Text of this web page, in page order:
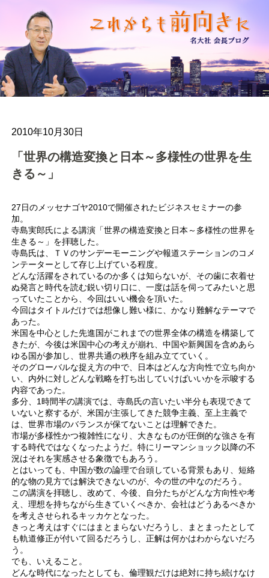
2010年10月30日
「世界の構造変換と日本～多様性の世界を生
きる～」
27日のメッセナゴヤ2010で開催されたビジネスセミナーの参
加。
寺島実郎氏による講演「世界の構造変換と日本～多様性の世界を
生きる～」を拝聴した。
寺島氏は、ＴＶのサンデーモーニングや報道ステーションのコメ
ンテーターとして存じ上げている程度。
どんな活躍をされているのか多くは知らないが、その歯に衣着せ
ぬ発言と時代を読む鋭い切り口に、一度は話を伺ってみたいと思
っていたことから、今回はいい機会を頂いた。
今回はタイトルだけでは想像し難い様に、かなり難解なテーマで
あった。
米国を中心とした先進国がこれまでの世界全体の構造を構築して
きたが、今後は米国中心の考えが崩れ、中国や新興国を含めあら
ゆる国が参加し、世界共通の秩序を組み立てていく。
そのグローバルな捉え方の中で、日本はどんな方向性で立ち向か
い、内外に対しどんな戦略を打ち出していけばいいかを示唆する
内容であった。
多分、1時間半の講演では、寺島氏の言いたい半分も表現できて
いないと察するが、米国が主張してきた競争主義、至上主義で
は、世界市場のバランスが保てないことは理解できた。
市場が多様性かつ複雑性になり、大きなものが圧倒的な強さを有
する時代ではなくなったようだ。特にリーマンショック以降の不
況はそれを実感させる象徴でもあろう。
とはいっても、中国が数の論理で台頭している背景もあり、短絡
的な物の見方では解決できないのが、今の世の中なのだろう。
この講演を拝聴し、改めて、今後、自分たちがどんな方向性や考
え、理想を持ちながら生きていくべきか、会社はどうあるべきか
を考えさせられるキッカケとなった。
きっと考えはすぐにはまとまらないだろうし、まとまったとして
も軌道修正が付いて回るだろうし、正解は何かはわからないだろ
う。
でも、いえること。
どんな時代になったとしても、倫理観だけは絶対に持ち続けなけ